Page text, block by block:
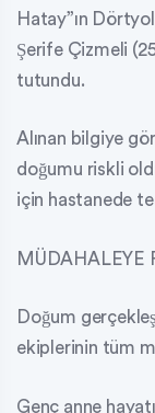
Hatay”ın
Şerife Çizmeli
tutundu.
Alınan bilgiye
doğumu riskli
için hastanede
MÜDAHALEYE
Doğum
ekiplerinin tüm
Genç anne